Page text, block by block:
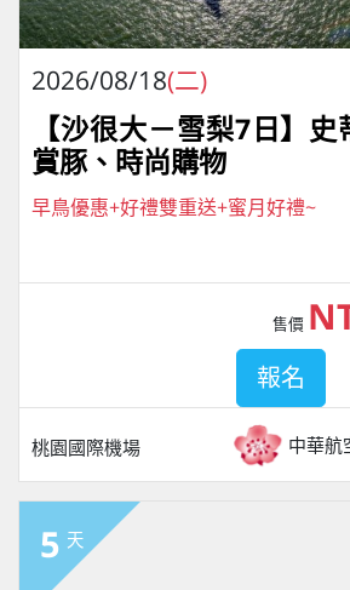
2026/08/18(二)
【沙很大－雪梨7日】
賞豚、時尚購物
早鳥優惠+好禮雙重送+蜜月好禮~
桃園國際機場 中華航
售價
報名
5 天